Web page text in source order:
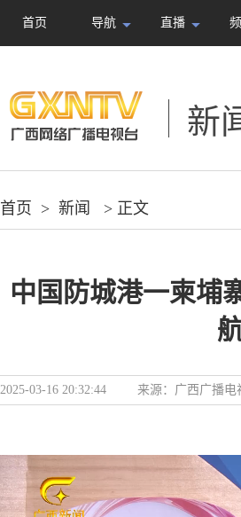
首页 导航 直播
新
首页 > 新闻 > 正文
中国防城港一柬埔
2025-03-16 20:32:44 来源： 广西广播电